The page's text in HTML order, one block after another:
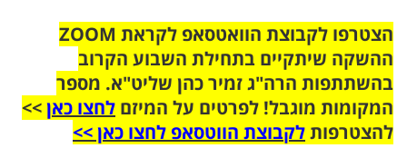
הצטרפו לקבוצת הוואטסאפ לקראת ZOOM
ההשקה שיתקיים בתחילת השבוע הקרוב
בהשתתפות הרה"ג זמיר כהן שליט"א. מספר
המקומות מוגבל! לפרטים על המיזם לחצו כאן>>
להצטרפותלקבוצת הווטסאפ לחצו כאן >>